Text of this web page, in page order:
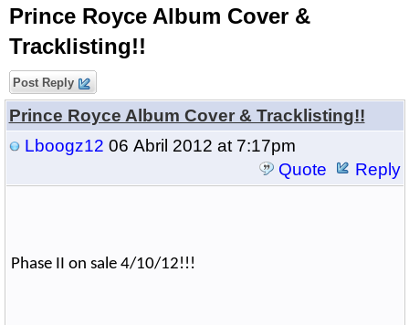
Prince Royce Album Cover &
Tracklisting!!
Post Reply
Prince Royce Album Cover & Tracklisting!!
Lboogz12 06 Abril 2012 at 7:17pm
Quote
Reply
Phase II on sale 4/10/12!!!